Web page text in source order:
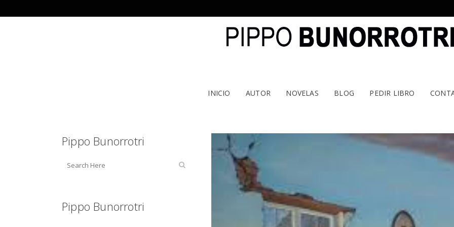
INICIO AUTOR NOVELAS BLOG PEDIR LIBRO
Pippo Bunorrotri
Pippo Bunorrotri